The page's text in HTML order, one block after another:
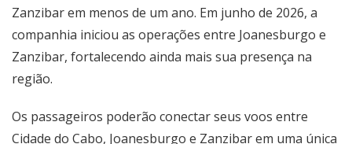
Zanzibar em menos de um ano. Em junho de 2026, a
companhia iniciou as operações entre Joanesburgo e
Zanzibar, fortalecendo ainda mais sua presença na
região.
Os passageiros poderão conectar seus voos entre
Cidade do Cabo, Joanesburgo e Zanzibar em uma única